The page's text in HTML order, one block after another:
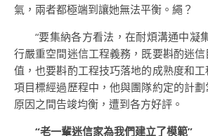
氣，兩者都極端到讓她無法平衡。繩？
“要集納各方看法，在耐煩溝通中凝
行嚴重空間迷信工程義務，既要斟酌迷信
值，也要斟酌工程技巧落地的成熟度和
項目標經過歷程中，他與團隊約定的計
原因之間告竣均衡，遭到各方好評。
“老一輩迷信家為我們建立了模範”